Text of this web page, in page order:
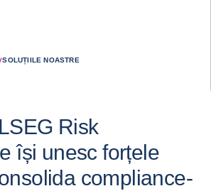
SOLUȚIILE NOASTRE
Risk
își unesc forțele
compliance-